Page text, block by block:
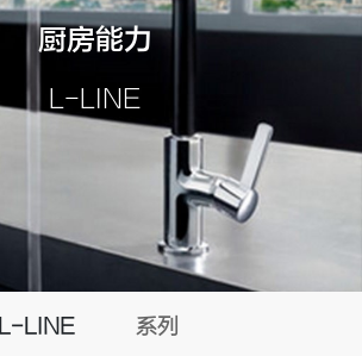
厨房能力
L-LINE
L-LINE 系列